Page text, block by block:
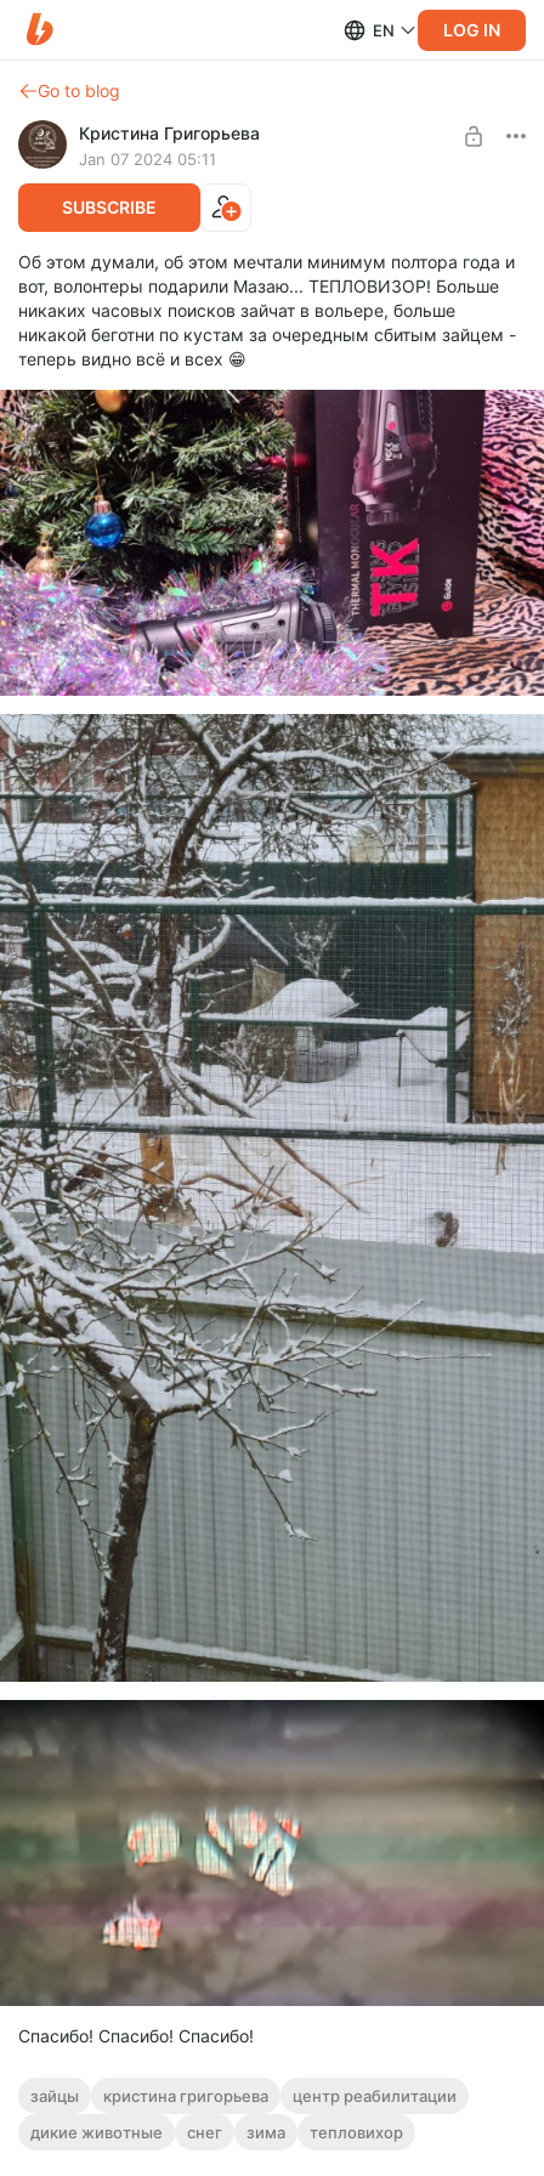
EN LOG IN
Go to blog
Кристина Григорьева
Jan 07 2024 05:11
SUBSCRIBE
Об этом думали, об этом мечтали минимум полтора года и
вот, волонтеры подарили Мазаю... ТЕПЛОВИЗОР! Больше
никаких часовых поисков зайчат в вольере, больше
никакой беготни по кустам за очередным сбитым зайцем -
теперь видно всё и всех 😁
Спасибо! Спасибо! Спасибо!
зайцы кристина григорьева
центр реабилитации
дикие животные
снег зима тепловихор